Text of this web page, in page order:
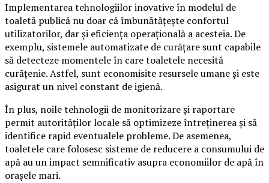
Implementarea tehnologiilor inovative în modelul de
toaletă publică nu doar că îmbunătățește confortul
utilizatorilor, dar și eficiența operațională a acesteia. De
exemplu, sistemele automatizate de curățare sunt capabile
să detecteze momentele în care toaletele necesită
curățenie. Astfel, sunt economisite resursele umane și este
asigurat un nivel constant de igienă.
În plus, noile tehnologii de monitorizare și raportare
permit autorităților locale să optimizeze întreținerea și să
identifice rapid eventualele probleme. De asemenea,
toaletele care folosesc sisteme de reducere a consumului de
apă au un impact semnificativ asupra economiilor de apă în
orașele mari.